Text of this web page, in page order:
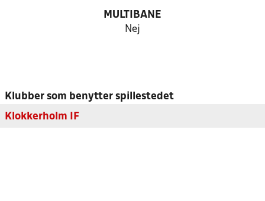
MULTIBANE
Nej
Klubber som benytter spillestedet
Klokkerholm IF